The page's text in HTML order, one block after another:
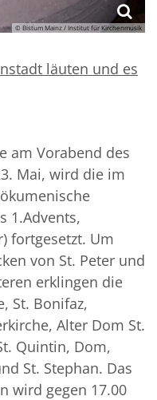
© Bistum Mainz / Institut für Kirchenmusik
läuten und es
am Vorabend des
Mai, wird die im
1.Advents,
fortgesetzt. Um
von St. Peter und
erklingen die
St. Bonifaz,
Alter Dom St.
Quintin, Dom,
St. Stephan. Das
wird gegen 17.00